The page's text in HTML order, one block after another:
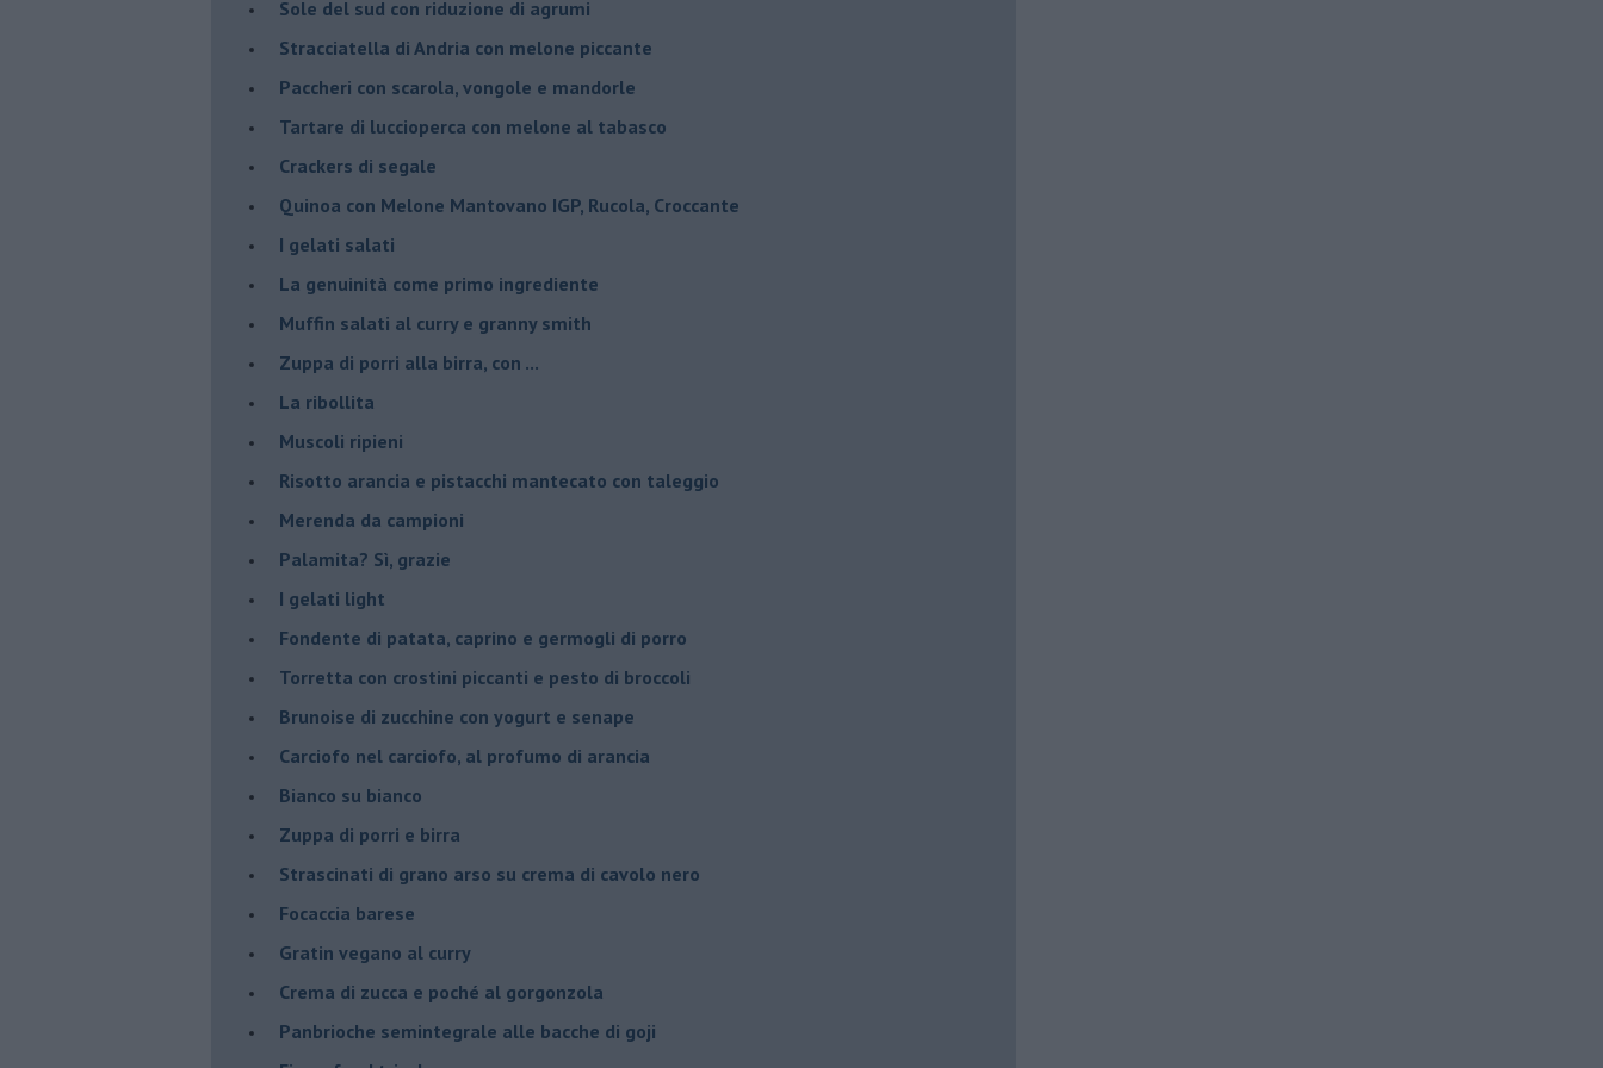
Sole del sud con riduzione di agrumi
Stracciatella di Andria con melone piccante
Paccheri con scarola, vongole e mandorle
Tartare di luccioperca con melone al tabasco
Crackers di segale
Quinoa con Melone Mantovano IGP, Rucola, Croccante
I gelati salati
La genuinità come primo ingrediente
Muffin salati al curry e granny smith
Zuppa di porri alla birra, con ...
La ribollita
Muscoli ripieni
Risotto arancia e pistacchi mantecato con taleggio
Merenda da campioni
Palamita? Sì, grazie
I gelati light
Fondente di patata, caprino e germogli di porro
Torretta con crostini piccanti e pesto di broccoli
Brunoise di zucchine con yogurt e senape
Carciofo nel carciofo, al profumo di arancia
Bianco su bianco
Zuppa di porri e birra
Strascinati di grano arso su crema di cavolo nero
Focaccia barese
Gratin vegano al curry
Crema di zucca e poché al gorgonzola
Panbrioche semintegrale alle bacche di goji